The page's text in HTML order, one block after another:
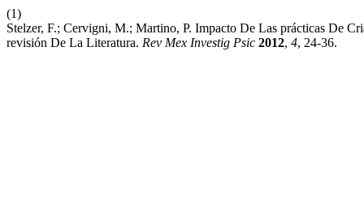
(1)
Stelzer, F.; Cervigni, M.; Martino, P. Impacto De Las prácticas De
revisión De La Literatura. Rev Mex Investig Psic 2012, 4, 24-36.